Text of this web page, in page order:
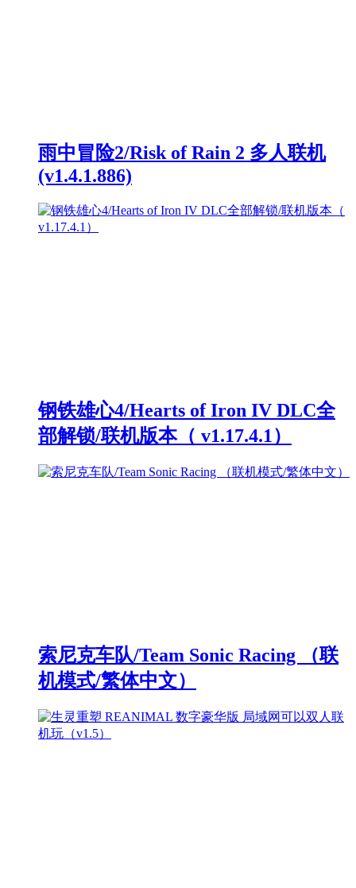
雨中冒险2/Risk of Rain 2 多人联机
(v1.4.1.886)
钢铁雄心4/Hearts of Iron IV DLC全
部解锁/联机版本（ v1.17.4.1）
索尼克车队/Team Sonic Racing （联
机模式/繁体中文）